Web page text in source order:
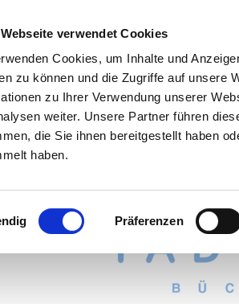
verwendet Cookies
Cookies, um Inhalte und
zu können und die Zugriffe auf unsere
zu Ihrer Verwendung unserer
weiter. Unsere Partner führen
die Sie ihnen bereitgestellt haben
haben.
Präferenzen